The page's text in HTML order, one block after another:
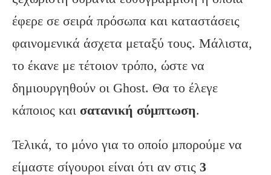
έφερε σε σειρά πρόσωπα και καταστάσεις
φαινομενικά άσχετα μεταξύ τους. Μάλιστα,
το έκανε με τέτοιον τρόπο, ώστε να
δημιουργηθούν οι Ghost. Θα το έλεγε
κάποιος και σατανική σύμπτωση.
Τελικά, το μόνο για το οποίο μπορούμε να
είμαστε σίγουροι είναι ότι αν στις 3